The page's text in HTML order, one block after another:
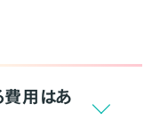
用はあ